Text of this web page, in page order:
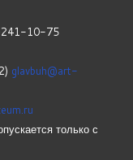
241-10-75
glavbuh@art-
только с